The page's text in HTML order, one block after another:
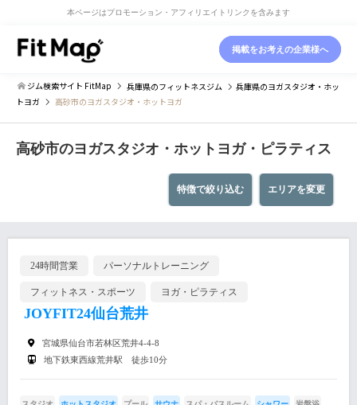
本ページはプロモーション・アフィリエイトリンクを含みます
掲載をお考えの企業様へ
ジム検索サイト FitMap 兵庫県のフィットネスジム 兵庫県のヨガスタジオ・ホッ
トヨガ
高砂市のヨガスタジオ・ホットヨガ
高砂市のヨガスタジオ・ホットヨガ・ピラティス
エリアを変更
特徴で絞り込む
24時間営業 パーソナルトレーニング
フィットネス・スポーツ ヨガ・ピラティス
JOYFIT24仙台荒井
宮城県仙台市若林区荒井4-4-8
地下鉄東西線荒井駅 徒歩10分